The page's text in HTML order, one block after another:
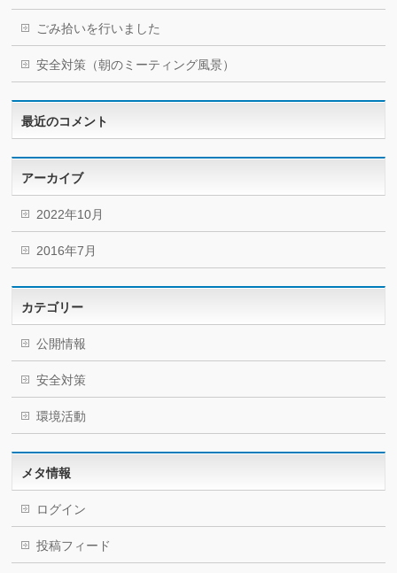
ごみ拾いを行いました
安全対策（朝のミーティング風景）
最近のコメント
アーカイブ
2022年10月
2016年7月
カテゴリー
公開情報
安全対策
環境活動
メタ情報
ログイン
投稿フィード